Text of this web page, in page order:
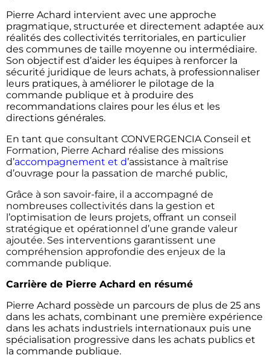
Pierre Achard intervient avec une approche
pragmatique, structurée et directement adaptée aux
réalités des collectivités territoriales, en particulier
des communes de taille moyenne ou intermédiaire.
Son objectif est d’aider les équipes à renforcer la
sécurité juridique de leurs achats, à professionnaliser
leurs pratiques, à améliorer le pilotage de la
commande publique et à produire des
recommandations claires pour les élus et les
directions générales.
En tant que consultant CONVERGENCIA Conseil et
Formation, Pierre Achard réalise des missions
d’accompagnement et d’assistance à maîtrise
d’ouvrage pour la passation de marché public,
Grâce à son savoir-faire, il a accompagné de
nombreuses collectivités dans la gestion et
l’optimisation de leurs projets, offrant un conseil
stratégique et opérationnel d’une grande valeur
ajoutée. Ses interventions garantissent une
compréhension approfondie des enjeux de la
commande publique.
Carrière de Pierre Achard en résumé
Pierre Achard possède un parcours de plus de 25 ans
dans les achats, combinant une première expérience
dans les achats industriels internationaux puis une
spécialisation progressive dans les achats publics et
la commande publique.